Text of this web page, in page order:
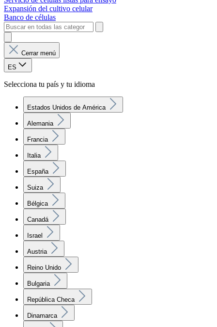
Expansión del cultivo celular
Banco de células
Cerrar menú
ES
Selecciona tu país y tu idioma
Estados Unidos de América
Alemania
Francia
Italia
España
Suiza
Bélgica
Canadá
Israel
Austria
Reino Unido
Bulgaria
República Checa
Dinamarca